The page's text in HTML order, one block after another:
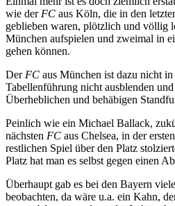
wie der FC aus Köln, die in den
geblieben waren, plötzlich und völlig
München aufspielen und zweimal in
gehen können.
Der FC aus München ist dazu nicht
Tabellenführung nicht ausblenden
Überheblichen und behäbigen
Peinlich wie ein Michael Ballack,
nächsten FC aus Chelsea, in der
restlichen Spiel über den Platz
Platz hat man es selbst gegen einen
Überhaupt gab es bei den Bayern
beobachten, da wäre u.a. ein Kahn,